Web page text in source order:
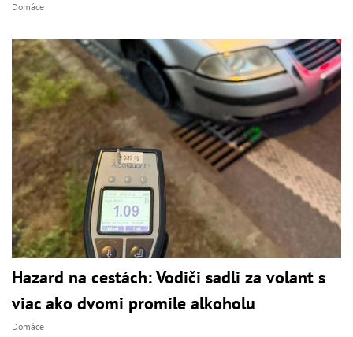
Domáce
Hazard na cestách: Vodiči sadli za volant s
viac ako dvomi promile alkoholu
Domáce